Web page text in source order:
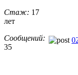
Стаж: 17
лет
Сообщений:
35